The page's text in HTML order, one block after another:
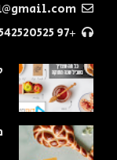
+97 2542520525